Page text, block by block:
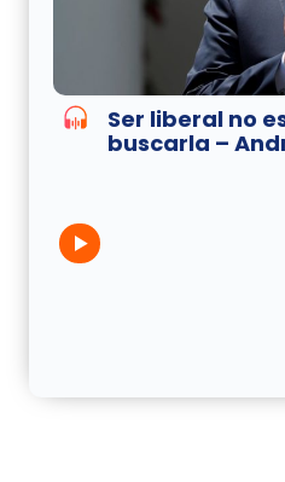
Ser liberal no
buscarla –